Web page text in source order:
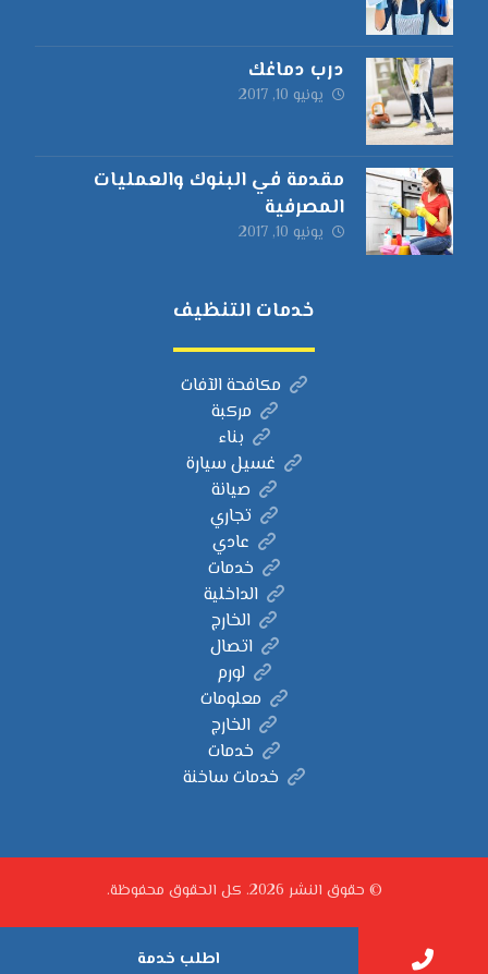
درب دماغك
يونيو 10, 2017
مقدمة في البنوك والعمليات
المصرفية
يونيو 10, 2017
خدمات التنظيف
مكافحة الآفات
مركبة
بناء
غسيل سيارة
صيانة
تجاري
عادي
خدمات
الداخلية
الخارج
اتصال
لورم
معلومات
الخارج
خدمات
خدمات ساخنة
© حقوق النشر 2026. كل الحقوق محفوظة.
اطلب خدمة